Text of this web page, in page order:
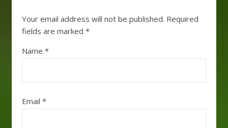
Your email address will not be published. Required
fields are marked *
Name *
Email *